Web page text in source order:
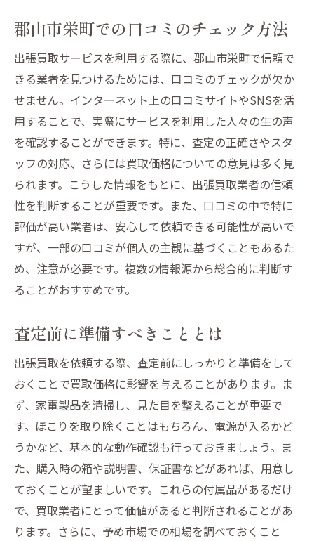
郡山市栄町での口コミのチェック方法
出張買取サービスを利用する際に、郡山市栄町で信頼で
きる業者を見つけるためには、口コミのチェックが欠か
せません。インターネット上の口コミサイトやSNSを活
用することで、実際にサービスを利用した人々の生の声
を確認することができます。特に、査定の正確さやスタ
ッフの対応、さらには買取価格についての意見は多く見
られます。こうした情報をもとに、出張買取業者の信頼
性を判断することが重要です。また、口コミの中で特に
評価が高い業者は、安心して依頼できる可能性が高いで
すが、一部の口コミが個人の主観に基づくこともあるた
め、注意が必要です。複数の情報源から総合的に判断す
ることがおすすめです。
査定前に準備すべきこととは
出張買取を依頼する際、査定前にしっかりと準備をして
おくことで買取価格に影響を与えることがあります。ま
ず、家電製品を清掃し、見た目を整えることが重要で
す。ほこりを取り除くことはもちろん、電源が入るかど
うかなど、基本的な動作確認も行っておきましょう。ま
た、購入時の箱や説明書、保証書などがあれば、用意し
ておくことが望ましいです。これらの付属品があるだけ
で、買取業者にとって価値があると判断されることがあ
ります。さらに、予め市場での相場を調べておくこと